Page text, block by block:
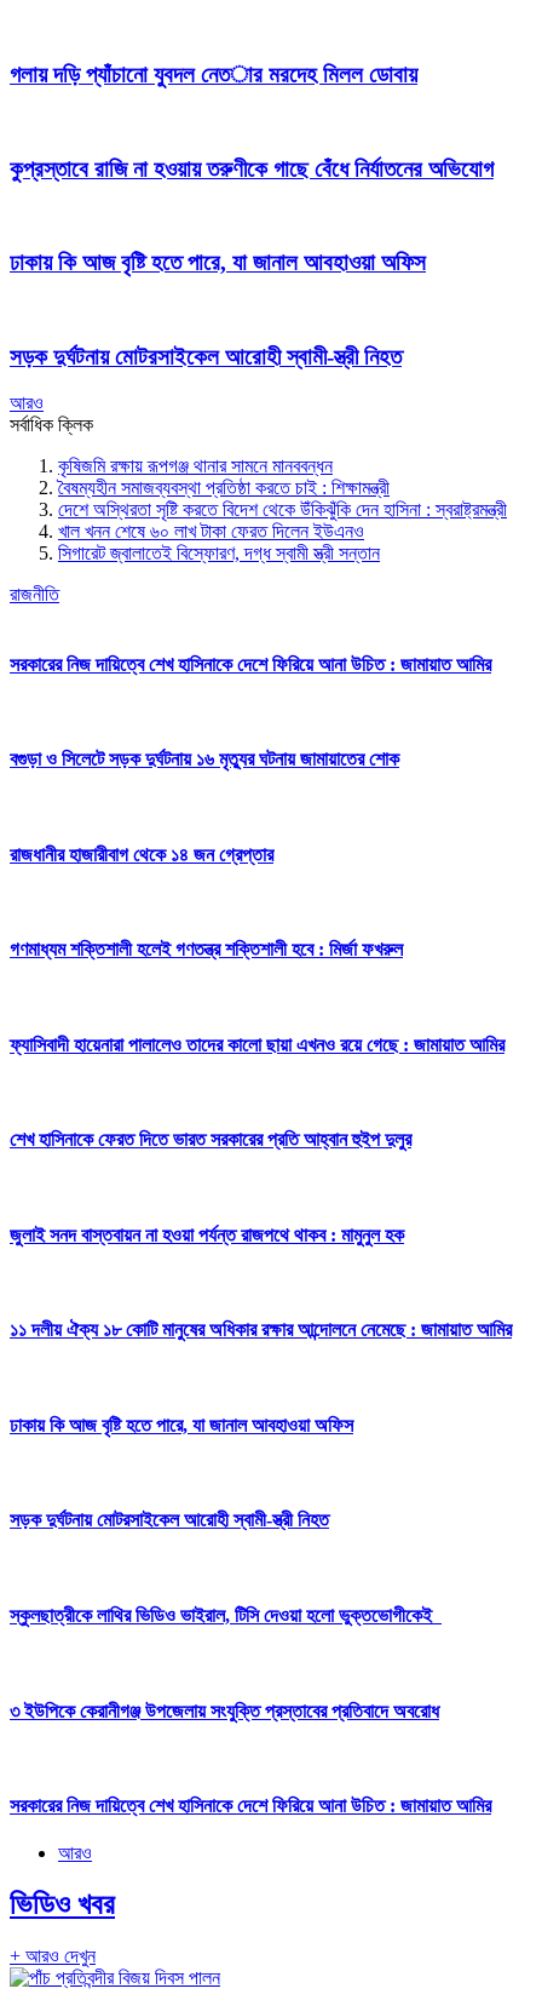
গলায় দড়ি প্যাঁচানো যুবদল নেতার মরদেহ মিলল ডোবায়
কুপ্রস্তাবে রাজি না হওয়ায় তরুণীকে গাছে বেঁধে নির্যাতনের অভিযোগ
ঢাকায় কি আজ বৃষ্টি হতে পারে, যা জানাল আবহাওয়া অফিস
সড়ক দুর্ঘটনায় মোটরসাইকেল আরোহী স্বামী-স্ত্রী নিহত
আরও
সর্বাধিক ক্লিক
কৃষিজমি রক্ষায় রূপগঞ্জ থানার সামনে মানববন্ধন
বৈষম্যহীন সমাজব্যবস্থা প্রতিষ্ঠা করতে চাই : শিক্ষামন্ত্রী
দেশে অস্থিরতা সৃষ্টি করতে বিদেশ থেকে উঁকিঝুঁকি দেন হাসিনা : স্বরাষ্ট্রমন্ত্রী
খাল খনন শেষে ৬০ লাখ টাকা ফেরত দিলেন ইউএনও
সিগারেট জ্বালাতেই বিস্ফোরণ, দগ্ধ স্বামী স্ত্রী সন্তান
রাজনীতি
সরকারের নিজ দায়িত্বে শেখ হাসিনাকে দেশে ফিরিয়ে আনা উচিত : জামায়াত আমির
বগুড়া ও সিলেটে সড়ক দুর্ঘটনায় ১৬ মৃত্যুর ঘটনায় জামায়াতের শোক
রাজধানীর হাজারীবাগ থেকে ১৪ জন গ্রেপ্তার
গণমাধ্যম শক্তিশালী হলেই গণতন্ত্র শক্তিশালী হবে : মির্জা ফখরুল
ফ্যাসিবাদী হায়েনারা পালালেও তাদের কালো ছায়া এখনও রয়ে গেছে : জামায়াত আমির
শেখ হাসিনাকে ফেরত দিতে ভারত সরকারের প্রতি আহ্বান হুইপ দুলুর
জুলাই সনদ বাস্তবায়ন না হওয়া পর্যন্ত রাজপথে থাকব : মামুনুল হক
১১ দলীয় ঐক্য ১৮ কোটি মানুষের অধিকার রক্ষার আন্দোলনে নেমেছে : জামায়াত আমির
ঢাকায় কি আজ বৃষ্টি হতে পারে, যা জানাল আবহাওয়া অফিস
সড়ক দুর্ঘটনায় মোটরসাইকেল আরোহী স্বামী-স্ত্রী নিহত
স্কুলছাত্রীকে লাথির ভিডিও ভাইরাল, টিসি দেওয়া হলো ভুক্তভোগীকেই
৩ ইউপিকে কেরানীগঞ্জ উপজেলায় সংযুক্তি প্রস্তাবের প্রতিবাদে অবরোধ
সরকারের নিজ দায়িত্বে শেখ হাসিনাকে দেশে ফিরিয়ে আনা উচিত : জামায়াত আমির
আরও
ভিডিও খবর
+ আরও দেখুন